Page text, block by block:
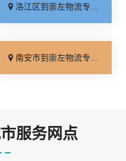
洛江区到崇左物流专线_多年经验「怎么收费」
南安市到崇左物流专线_合理收费「实时跟踪 」
服务网点